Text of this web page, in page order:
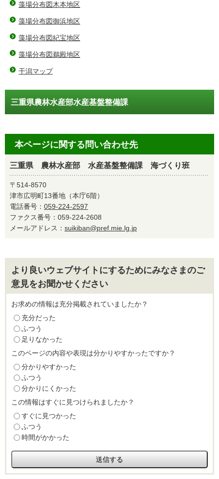
藻場分布図木本地区
藻場分布図御浜地区
藻場分布図紀宝地区
藻場分布図鵜殿地区
干潟マップ
三重県農林水産部水産基盤整備課
本ページに関する問い合わせ先
三重県 農林水産部 水産基盤整備課 海づくり班
〒514-8570
津市広明町13番地（本庁6階）
電話番号： 059-224-2597
ファクス番号：059-224-2608
メールアドレス： suikiban@pref.mie.lg.jp
より良いウェブサイトにするためにみなさまのご
意見をお聞かせください
お求めの情報は充分掲載されていましたか？
充分だった
ふつう
足りなかった
このページの内容や表現は分かりやすかったですか？
分かりやすかった
ふつう
分かりにくかった
この情報はすぐに見つけられましたか？
すぐに見つかった
ふつう
時間がかかった